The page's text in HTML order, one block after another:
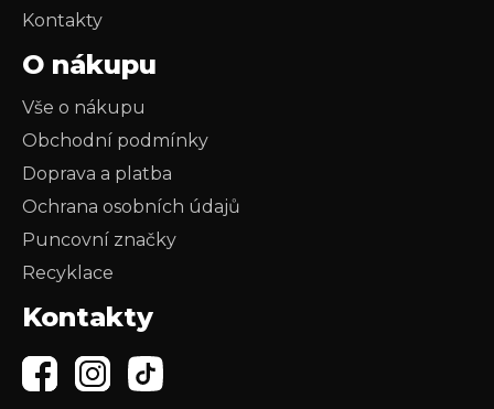
Kontakty
O nákupu
Vše o nákupu
Obchodní podmínky
Doprava a platba
Ochrana osobních údajů
Puncovní značky
Recyklace
Kontakty